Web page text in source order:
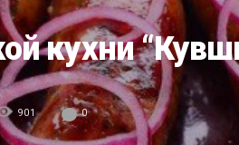
кухни
901 0